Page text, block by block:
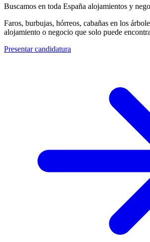
Buscamos en toda España alojamientos y
Faros, burbujas, hórreos, cabañas en los
alojamiento o negocio que solo puede
Presentar candidatura